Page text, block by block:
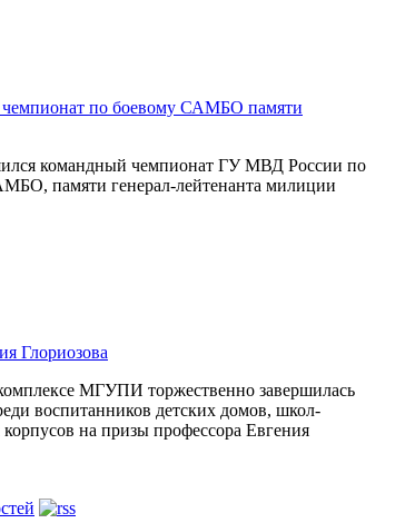
по боевому САМБО памяти
командный чемпионат ГУ МВД России по
памяти генерал-лейтенанта милиции
Глориозова
МГУПИ торжественно завершилась
воспитанников детских домов, школ-
на призы профессора Евгения